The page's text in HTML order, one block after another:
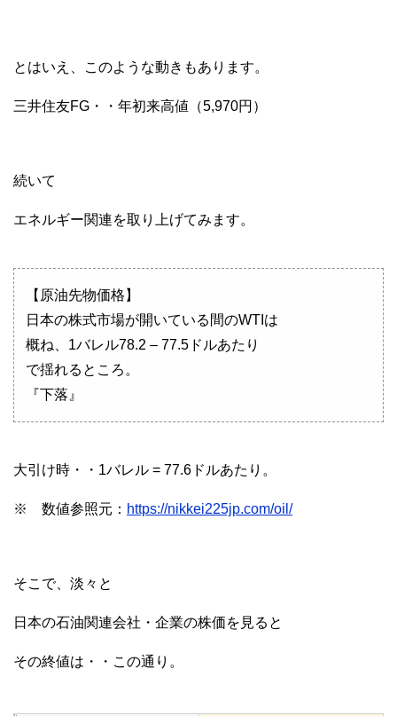
とはいえ、このような動きもあります。
三井住友FG・・年初来高値（5,970円）
続いて
エネルギー関連を取り上げてみます。
【原油先物価格】
日本の株式市場が開いている間のWTIは
概ね、1バレル78.2 – 77.5ドルあたり
で揺れるところ。
『下落』
大引け時・・1バレル = 77.6ドルあたり。
※ 数値参照元： https://nikkei225jp.com/oil/
そこで、淡々と
日本の石油関連会社・企業の株価を見ると
その終値は・・この通り。